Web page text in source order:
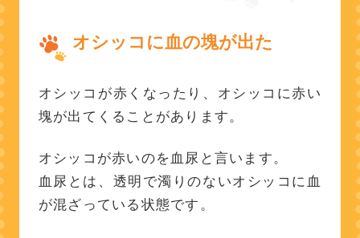
オシッコに血の塊が出た
オシッコが赤くなったり、オシッコに赤い
塊が出てくることがあります。
オシッコが赤いのを血尿と言います。
血尿とは、透明で濁りのないオシッコに血
が混ざっている状態です。